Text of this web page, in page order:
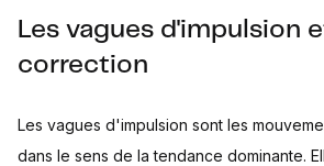
Les vagues d'impulsion
correction
Les vagues d'impulsion sont les
dans le sens de la tendance dominante.